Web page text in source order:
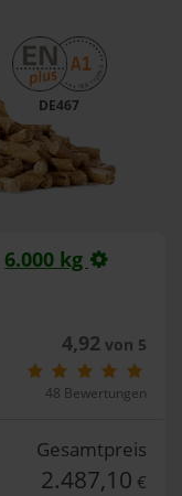
DE467
6.000 kg
4,92von 5
48 Bewertungen
Gesamtpreis
2.487,10 €